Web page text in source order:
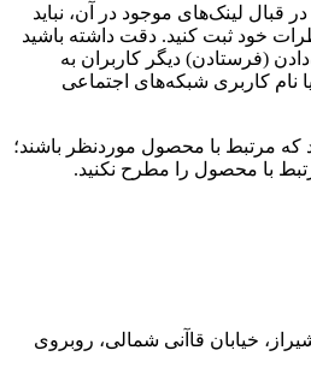
قبال لینک‌های موجود در آن، نباید
خود ثبت کنید. دقت داشته باشید
(فرستادن) دیگر کاربران به
نام کاربری شبکه‌های اجتماعی
که مرتبط با محصول موردنظر باشند؛
با محصول را مطرح نکنید.
خیابان قاآنی شمالی، روبروی